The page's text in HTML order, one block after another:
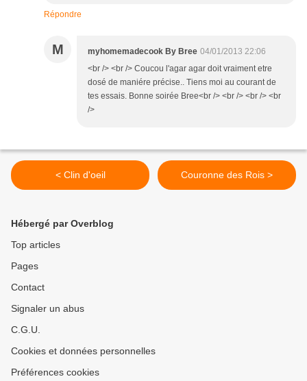
Répondre
M myhomemadecook By Bree 04/01/2013 22:06
<br /> <br /> Coucou l'agar agar doit vraiment etre
dosé de maniére précise.. Tiens moi au courant de
tes essais. Bonne soirée Bree<br /> <br /> <br /> <br
/>
< Clin d'oeil Couronne des Rois >
Hébergé par Overblog
Top articles
Pages
Contact
Signaler un abus
C.G.U.
Cookies et données personnelles
Préférences cookies